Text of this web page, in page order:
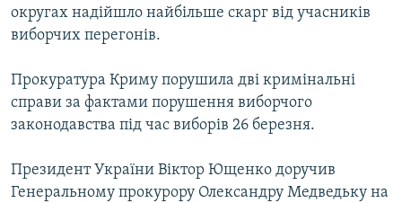
РУС
КТАТ
ДОЛУЧАЙСЯ!
округах надійшло найбільше скарг від учасників
виборчих перегонів.
Прокуратура Криму порушила дві кримінальні
справи за фактами порушення виборчого
законодавства під час виборів 26 березня.
Президент України Віктор Ющенко доручив
Генеральному прокурору Олександру Медведьку на